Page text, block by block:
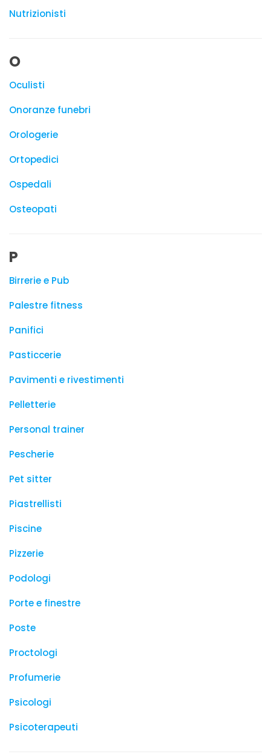
Nutrizionisti
O
Oculisti
Onoranze funebri
Orologerie
Ortopedici
Ospedali
Osteopati
P
Birrerie e Pub
Palestre fitness
Panifici
Pasticcerie
Pavimenti e rivestimenti
Pelletterie
Personal trainer
Pescherie
Pet sitter
Piastrellisti
Piscine
Pizzerie
Podologi
Porte e finestre
Poste
Proctologi
Profumerie
Psicologi
Psicoterapeuti